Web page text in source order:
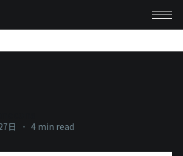
日 • 4 min read